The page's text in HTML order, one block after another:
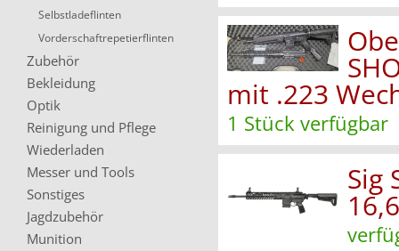
Selbstladeflinten
Vorderschaftrepetierflinten
Zubehör
Bekleidung
Optik
Reinigung und Pflege
Wiederladen
Messer und Tools
Sonstiges
Jagdzubehör
Munition
mit .223
1 Stück verfügbar
Sig